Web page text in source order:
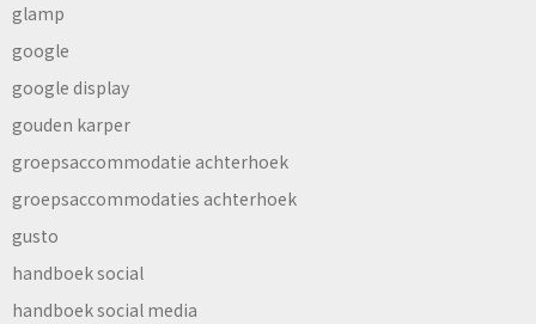
glamp
google
google display
gouden karper
groepsaccommodatie achterhoek
groepsaccommodaties achterhoek
gusto
handboek social
handboek social media